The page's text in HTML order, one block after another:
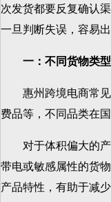
次发货都要反复确认
一旦判断失误，容易
一：不同货物类型
惠州跨境电商常见
费品等，不同品类在
对于体积偏大的产
带电或敏感属性的货
产品特性，有助于减